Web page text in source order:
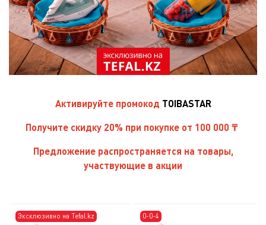
Активируйте промокод TOIBASTAR
Получите скидку 20% при покупке от 100 000 ₸
Предложение распространяется на товары,
участвующие в акции
Эксклюзивно на Tefal.kz
0-0-4